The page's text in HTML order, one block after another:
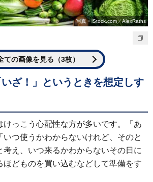
写真＝iStock.com／AlexRaths
ての画像を見る（3枚）
ざ！」というときを想定しす
けっこう心配性な方が多いです。「あ
いつ使うかわからないけれど、そのと
考え、いつ来るかわからないその日に
ほどものを買い込むなどして準備をす